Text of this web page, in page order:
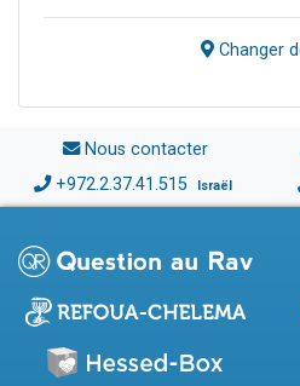
Changer
Nous contacter
+972.2.37.41.515 Israël